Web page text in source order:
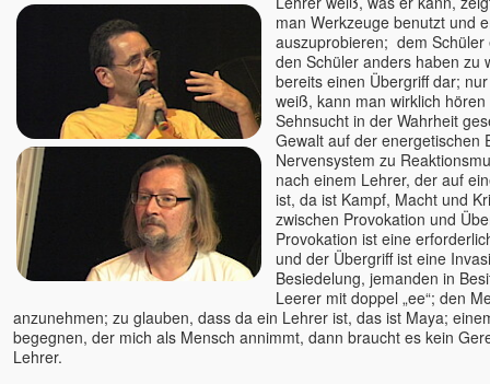
man Werkzeuge benutzt und
auszuprobieren; dem Schüler
den Schüler anders haben zu
bereits einen Übergriff dar;
weiß, kann man wirklich
Sehnsucht in der Wahrheit
Gewalt auf der energetischen
Nervensystem zu
nach einem Lehrer, der auf
ist, da ist Kampf, Macht und
zwischen Provokation und
Provokation ist eine
und der Übergriff ist eine
Besiedelung, jemanden in
Leerer mit doppel „ee“; den
anzunehmen; zu glauben, dass da ein Lehrer ist, das ist Maya;
begegnen, der mich als Mensch annimmt, dann braucht es kein
Lehrer.